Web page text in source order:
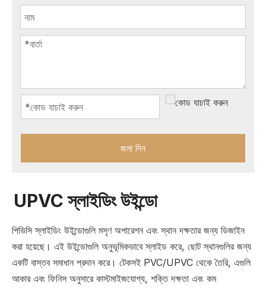
জমা দিন
UPVC স্লাইডিং উইন্ডো
পিভিসি স্লাইডিং উইন্ডোগুলি মসৃণ অপারেশন এবং স্থান দক্ষতার জন্য ডিজাইন
করা হয়েছে। এই উইন্ডোগুলি অনুভূমিকভাবে স্লাইড করে, ছোট স্থানগুলির জন্য
একটি বাস্তব সমাধান প্রদান করে। টেকসই PVC/UPVC থেকে তৈরি, এগুলি
আকার এবং ফিনিস অনুসারে কাস্টমাইজযোগ্য, শক্তি দক্ষতা এবং কম